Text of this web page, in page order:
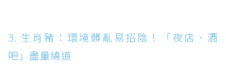
3. 生肖豬：環境髒亂易招陰！「夜店、酒
吧」盡量繞道